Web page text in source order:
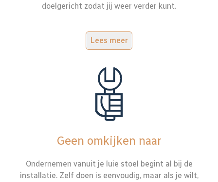
doelgericht zodat jij weer verder kunt.
Lees meer
Geen omkijken naar
Ondernemen vanuit je luie stoel begint al bij de
installatie. Zelf doen is eenvoudig, maar als je wilt,